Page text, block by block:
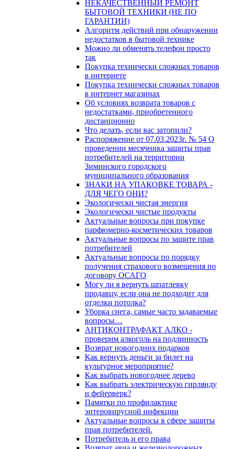
НЕКАЧЕСТВЕННЫЙ РЕМОНТ
БЫТОВОЙ ТЕХНИКИ (НЕ ПО
ГАРАНТИИ)
Алгоритм действий при обнаружении
недостатков в бытовой технике
Можно ли обменять телефон просто
так
Покупка технически сложных товаров
в интернете
Покупка технически сложных товаров
в интернет магазинах
Об условиях возврата товаров с
недостатками, приобретенного
дистанционно
Что делать, если вас затопили?
Распоряжение от 07.03.2023г. № 54 О
проведении месячника защиты прав
потребителей на территории
Зиминского городского
муниципального образования
ЗНАКИ НА УПАКОВКЕ ТОВАРА -
ДЛЯ ЧЕГО ОНИ?
Экологически чистая энергия
Экологически чистые продукты
Актуальные вопросы при покупке
парфюмерно-косметических товаров
Актуальные вопросы по защите прав
потребителей
Актуальные вопросы по порядку
получения страхового возмещения по
договору ОСАГО
Могу ли я вернуть шпатлевку
продавцу, если она не подходит для
отделки потолка?
Уборка снега, самые часто задаваемые
вопросы…
АНТИКОНТРАФАКТ АЛКО -
проверим алкоголь на подлинность
Возврат новогодних подарков
Как вернуть деньги за билет на
культурное мероприятие?
Как выбрать новогоднее дерево
Как выбрать электрическую гирлянду
и фейерверк?
Памятки по профилактике
энтеровирусной инфекции
Актуальные вопросы в сфере защиты
прав потребителей.
Потребитель и его права